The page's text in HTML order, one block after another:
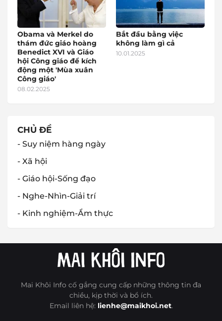
Obama và Merkel do
thám đức giáo hoàng
Benedict XVI và Giáo
hội Công giáo để kích
động một 'Mùa xuân
Công giáo'
08.02.2025
Bắt đầu bằng việc
không làm gì cả
10.01.2025
CHỦ ĐỀ
- Suy niệm hàng ngày
- Xã hội
- Giáo hội-Sống đạo
- Nghe-Nhìn-Giải trí
- Kinh nghiệm-Ẩm thực
Mai Khôi Info cố gắng cung cấp những thông tin đa
chiều, kịp thời và bổ ích.
Email liên hệ: lienhe@maikhoi.net.